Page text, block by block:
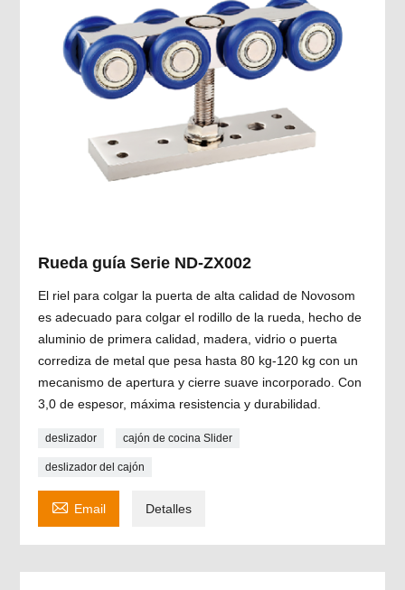
Rueda guía Serie ND-ZX002
El riel para colgar la puerta de alta calidad de Novosom
es adecuado para colgar el rodillo de la rueda, hecho de
aluminio de primera calidad, madera, vidrio o puerta
corrediza de metal que pesa hasta 80 kg-120 kg con un
mecanismo de apertura y cierre suave incorporado. Con
3,0 de espesor, máxima resistencia y durabilidad.
deslizador cajón de cocina Slider
deslizador del cajón
 Email Detalles